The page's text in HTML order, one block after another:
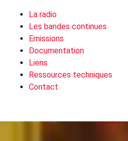
La radio
Les bandes continues
Emissions
Documentation
Liens
Ressources techniques
Contact